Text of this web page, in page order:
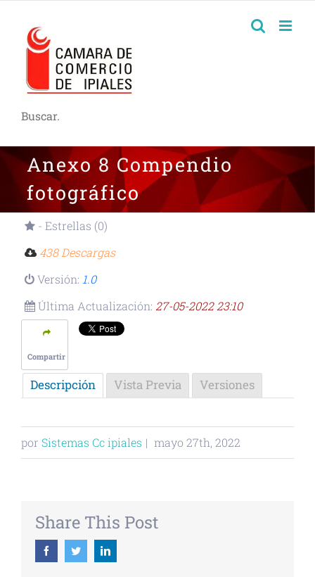
Buscar.
Anexo 8 Compendio
fotográfico
- Estrellas (0)
438 Descargas
Versión: 1.0
Última Actualización: 27-05-2022 23:10
Compartir
Descripción Vista Previa Versiones
por Sistemas Cc ipiales | mayo 27th, 2022
Share This Post
FacebookTwitterLinkedin